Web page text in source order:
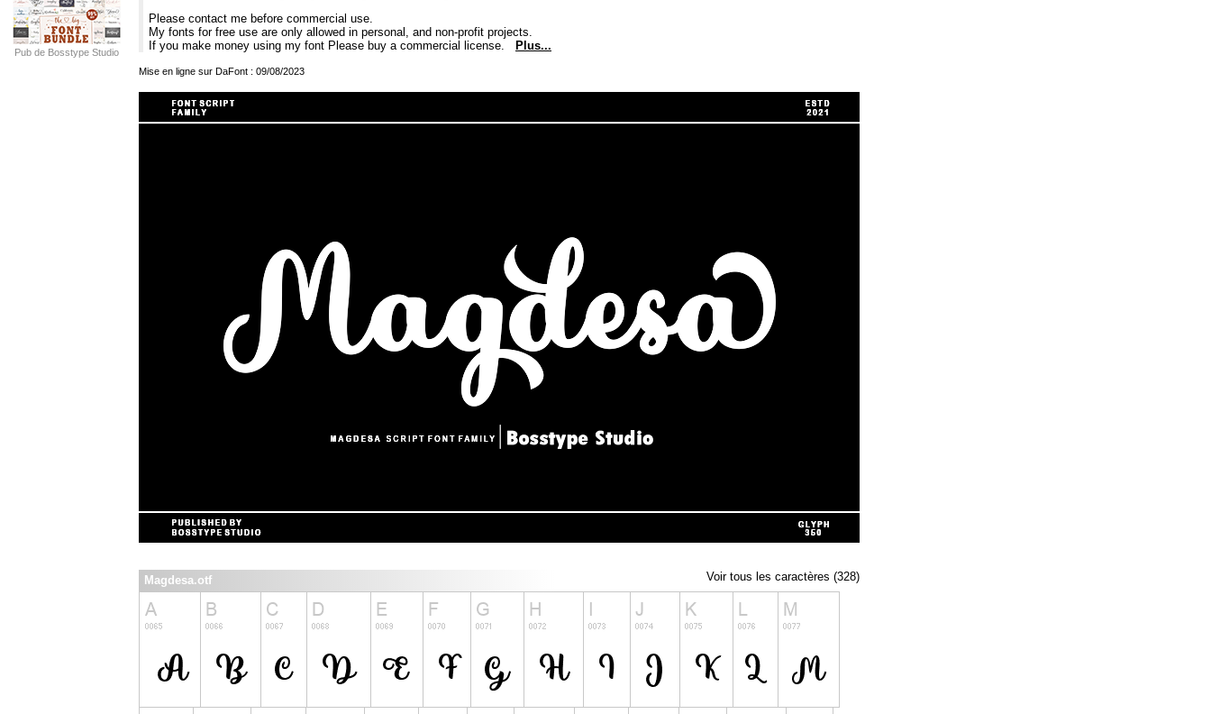
Pub de Bosstype Studio
Please contact me before commercial use.
My fonts for free use are only allowed in personal, and non-profit projects.
If you make money using my font Please buy a commercial license.
Plus...
Mise en ligne sur DaFont : 09/08/2023
Voir tous les caractères (328)
Magdesa.otf